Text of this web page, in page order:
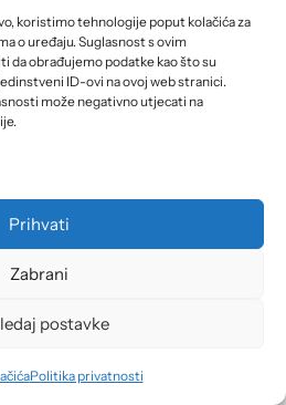
koristimo tehnologije poput kolačića za
o uređaju. Suglasnost s ovim
da obrađujemo podatke kao što su
ID-ovi na ovoj web stranici.
može negativno utjecati na
Prihvati
Zabrani
postavke
Politika privatnosti
razvoja
primite pregled
7 dana